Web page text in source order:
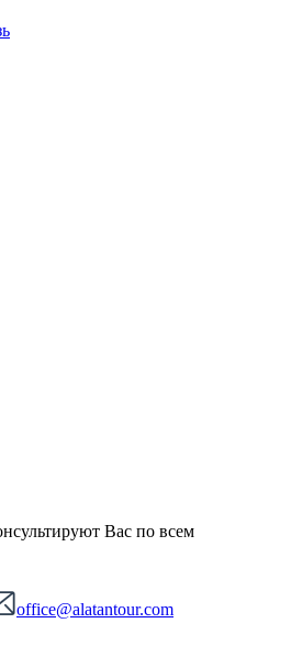
Вас по всем
office@alatantour.com